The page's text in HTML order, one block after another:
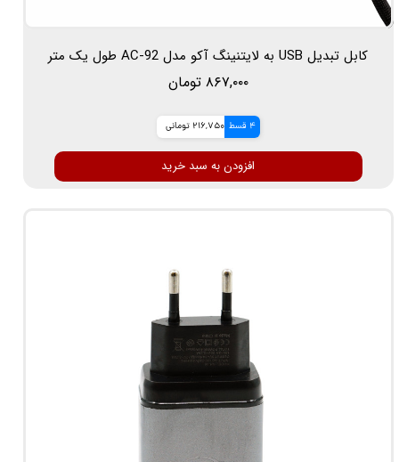
کابل تبدیل USB به لایتنینگ آکو مدل AC-92 طول یک متر
۸۶۷,۰۰۰ تومان
4 قسط 216,750 تومانی
افزودن به سبد خرید